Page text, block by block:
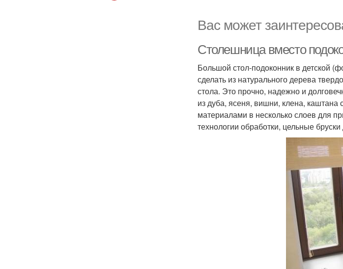
Вас может
Столешница вместо
Большой стол-подоконник в детской
сделать из натурального дерева
стола. Это прочно, надежно и
из дуба, ясеня, вишни, клена,
материалами в несколько слоев для
технологии обработки, цельные